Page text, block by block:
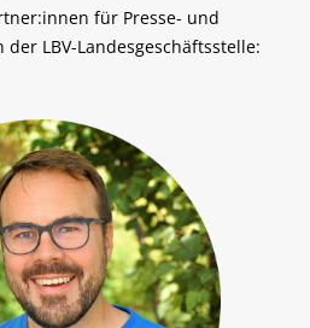
für Presse- und
LBV-Landesgeschäftsstelle: